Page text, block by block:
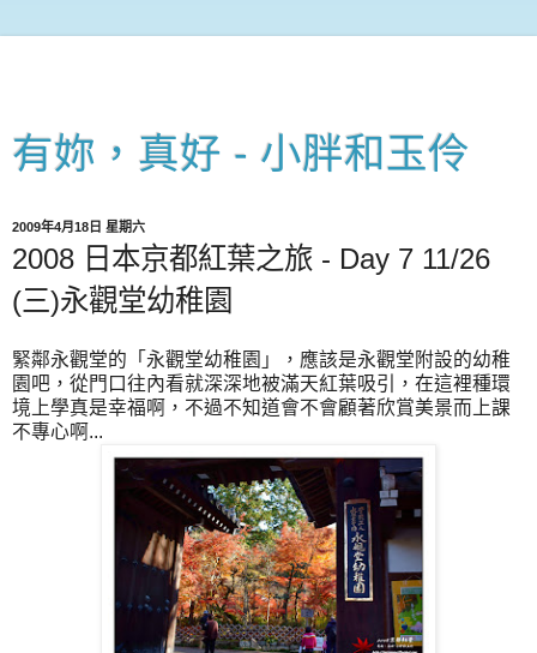
有妳，真好 - 小胖和玉伶
2009年4月18日 星期六
2008 日本京都紅葉之旅 - Day 7 11/26
(三)永觀堂幼稚園
緊鄰永觀堂的「永觀堂幼稚園」，應該是永觀堂附設的幼稚
園吧，從門口往內看就深深地被滿天紅葉吸引，在這裡種環
境上學真是幸福啊，不過不知道會不會顧著欣賞美景而上課
不專心啊...